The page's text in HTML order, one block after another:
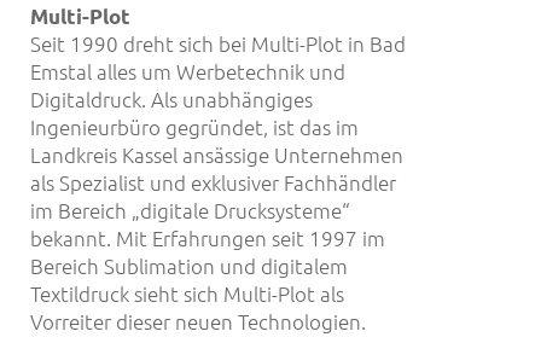
Multi-Plot
Seit 1990 dreht sich bei Multi-Plot in Bad
Emstal alles um Werbetechnik und
Digitaldruck. Als unabhängiges
Ingenieurbüro gegründet, ist das im
Landkreis Kassel ansässige Unternehmen
als Spezialist und exklusiver Fachhändler
im Bereich „digitale Drucksysteme“
bekannt. Mit Erfahrungen seit 1997 im
Bereich Sublimation und digitalem
Textildruck sieht sich Multi-Plot als
Vorreiter dieser neuen Technologien.